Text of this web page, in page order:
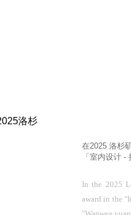
在2025 洛杉
「室内设计 -
In the 2025
award in the
洛杉